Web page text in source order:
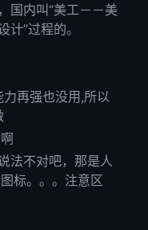
国内叫“美工－－美
计”过程的。
再强也没用,所以
法不对吧，那是人
标。。。注意区